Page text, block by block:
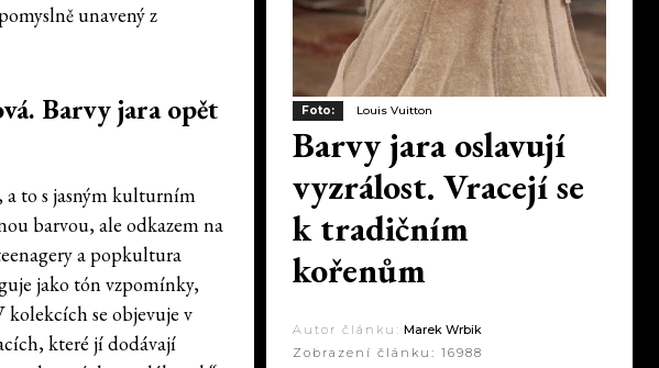
unavený z
Barvy jara opět
a to s jasným kulturním
barvou, ale odkazem na
a popkultura
jako tón vzpomínky,
se objevuje v
které jí dodávají
Foto: Louis Vuitton
Barvy jara oslavují
vyzrálost. Vracejí se
k tradičním
kořenům
Autor článku: Marek Wrbik
Zobrazení článku: 16988